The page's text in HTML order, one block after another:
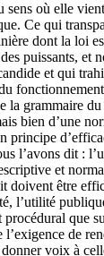
sens où elle
Ce qui
dont la loi
puissants, et
et qui
la grammaire du
bien d’une
principe
l’avons dit :
et
doivent être
l’utilité
que
l’exigence de
voix à